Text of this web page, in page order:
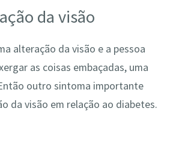
da visão
alteração da visão e a pessoa
as coisas embaçadas, uma
outro sintoma importante
da visão em relação ao diabetes.